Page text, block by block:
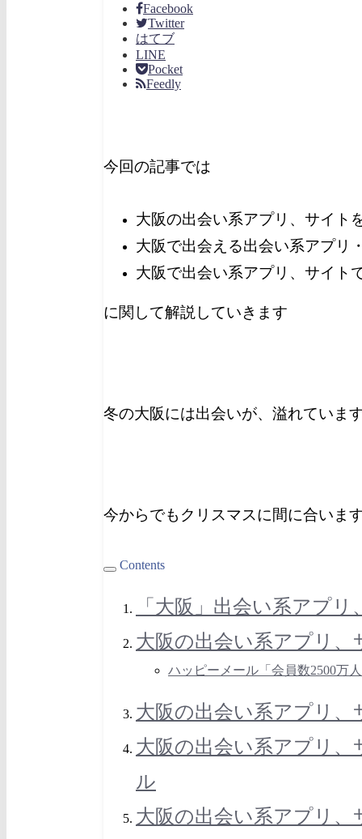
Facebook
Twitter
はてブ
LINE
Pocket
Feedly
今回の記事では
大阪の出会い系アプリ、サイト
大阪で出会える出会い系アプリ
大阪で出会い系アプリ、サイト
に関して解説していきます
冬の大阪には出会いが、溢れていま
今からでもクリスマスに間に合いま
Contents
「大阪」出会い系アプ
大阪の出会い系アプリ、
ハッピーメール「会員数2500万
大阪の出会い系アプリ
大阪の出会い系アプリ
ル
大阪の出会い系アプリ